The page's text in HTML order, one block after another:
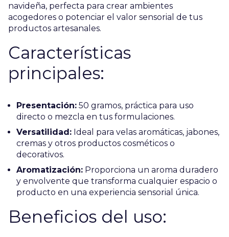
navideña, perfecta para crear ambientes
acogedores o potenciar el valor sensorial de tus
productos artesanales.
Características
principales:
Presentación: 50 gramos, práctica para uso
directo o mezcla en tus formulaciones.
Versatilidad: Ideal para velas aromáticas, jabones,
cremas y otros productos cosméticos o
decorativos.
Aromatización: Proporciona un aroma duradero
y envolvente que transforma cualquier espacio o
producto en una experiencia sensorial única.
Beneficios del uso: